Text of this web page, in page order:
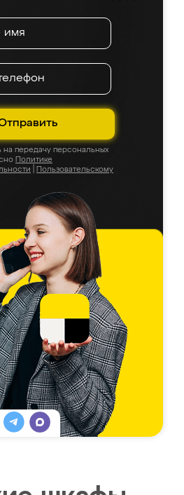
передачу персональных
Политике
Пользовательскому